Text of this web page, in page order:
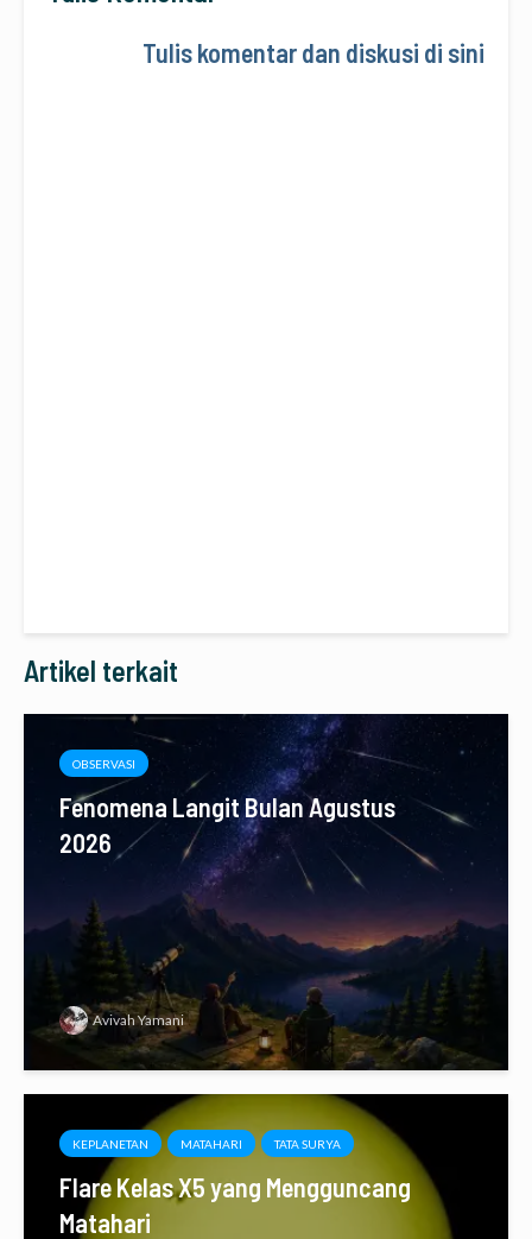
Tulis komentar dan diskusi di sini
Artikel terkait
OBSERVASI
Fenomena Langit Bulan Agustus
2026
Avivah Yamani
KEPLANETAN MATAHARI TATA SURYA
Flare Kelas X5 yang Mengguncang
Matahari